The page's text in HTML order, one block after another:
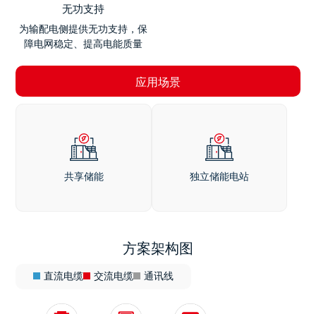
无功支持
为输配电侧提供无功支持，保
障电网稳定、提高电能质量
应用场景
共享储能 独立储能电站
方案架构图
直流电缆 交流电缆 通讯线